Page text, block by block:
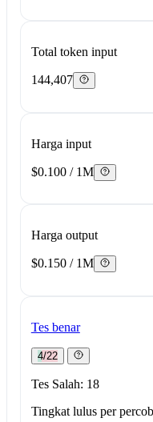
Total token input
144,407
Harga input
$0.100 / 1M
Harga output
$0.150 / 1M
Tes benar
4/22
Tes Salah: 18
Tingkat lulus per